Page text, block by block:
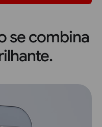
se combina